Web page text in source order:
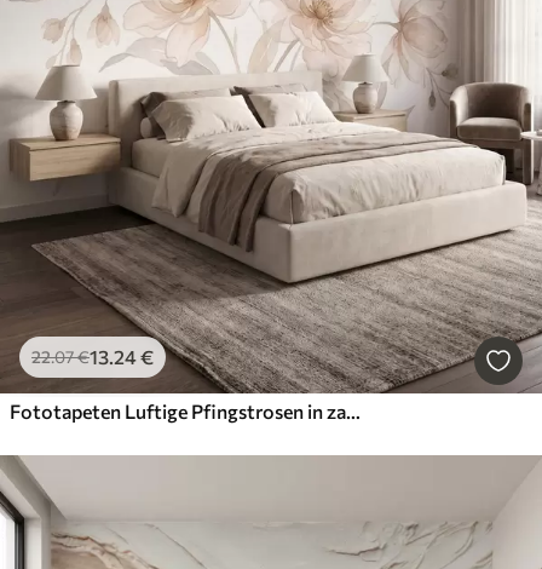
22.07€13.24€
Fototapeten Luftige Pfingstrosen in zarten, puderbeigen Farbtönen